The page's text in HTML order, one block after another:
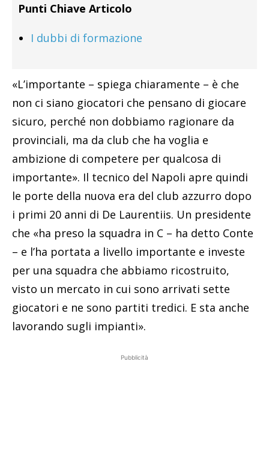
Punti Chiave Articolo
I dubbi di formazione
«L’importante – spiega chiaramente – è che
non ci siano giocatori che pensano di giocare
sicuro, perché non dobbiamo ragionare da
provinciali, ma da club che ha voglia e
ambizione di competere per qualcosa di
importante». Il tecnico del Napoli apre quindi
le porte della nuova era del club azzurro dopo
i primi 20 anni di De Laurentiis. Un presidente
che «ha preso la squadra in C – ha detto Conte
– e l’ha portata a livello importante e investe
per una squadra che abbiamo ricostruito,
visto un mercato in cui sono arrivati sette
giocatori e ne sono partiti tredici. E sta anche
lavorando sugli impianti».
Pubblicità